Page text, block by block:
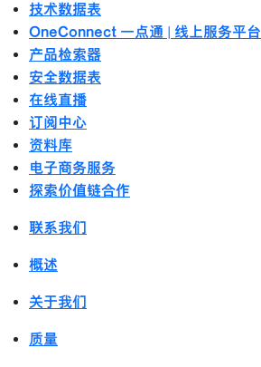
技术数据表
OneConnect 一点通 | 线上服务平台
产品检索器
安全数据表
在线直播
订阅中心
资料库
电子商务服务
探索价值链合作
联系我们
概述
关于我们
质量